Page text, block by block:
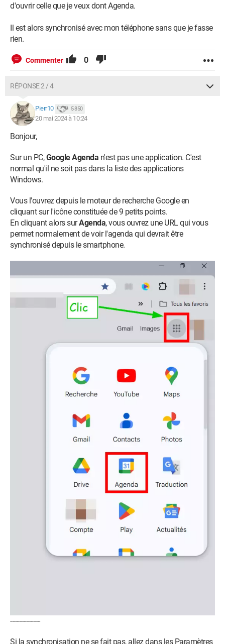
d'ouvrir celle que je veux dont Agenda.
Il est alors synchronisé avec mon téléphone sans que je fasse
rien.
Commenter 0
RÉPONSE 2 / 4
Pierr10 5 850
20 mai 2024 à 10:24
Bonjour,
Sur un PC,Google Agenda n'est pas une application. C'est
normal qu'il ne soit pas dans la liste des applications
Windows.
Vous l'ouvrez depuis le moteur de recherche Google en
cliquant sur l'icône constituée de 9 petits points.
En cliquant alors surAgenda, vous ouvrez une URL qui vous
permet normalement de voir l'agenda qui devrait être
synchronisé depuis le smartphone.
-----------------
Si la synchronisation ne se fait pas, allez dans les Paramètres